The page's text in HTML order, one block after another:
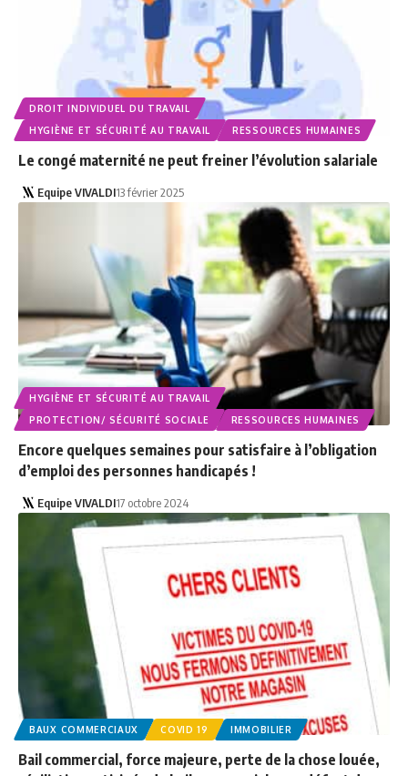
DROIT INDIVIDUEL DU TRAVAIL
HYGIÈNE ET SÉCURITÉ AU TRAVAIL
RESSOURCES HUMAINES
Le congé maternité ne peut freiner l’évolution salariale
Equipe VIVALDI13 février 2025
HYGIÈNE ET SÉCURITÉ AU TRAVAIL
PROTECTION/ SÉCURITÉ SOCIALE
RESSOURCES HUMAINES
Encore quelques semaines pour satisfaire à l’obligation
d’emploi des personnes handicapés !
Equipe VIVALDI17 octobre 2024
BAUX COMMERCIAUX COVID 19 IMMOBILIER
Bail commercial, force majeure, perte de la chose louée,